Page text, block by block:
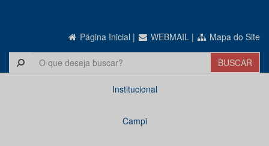
Página Inicial | WEBMAIL | Mapa do Site
Institucional
Campi